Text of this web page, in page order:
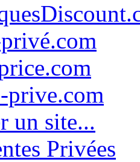
prive.com
un site...
Privées